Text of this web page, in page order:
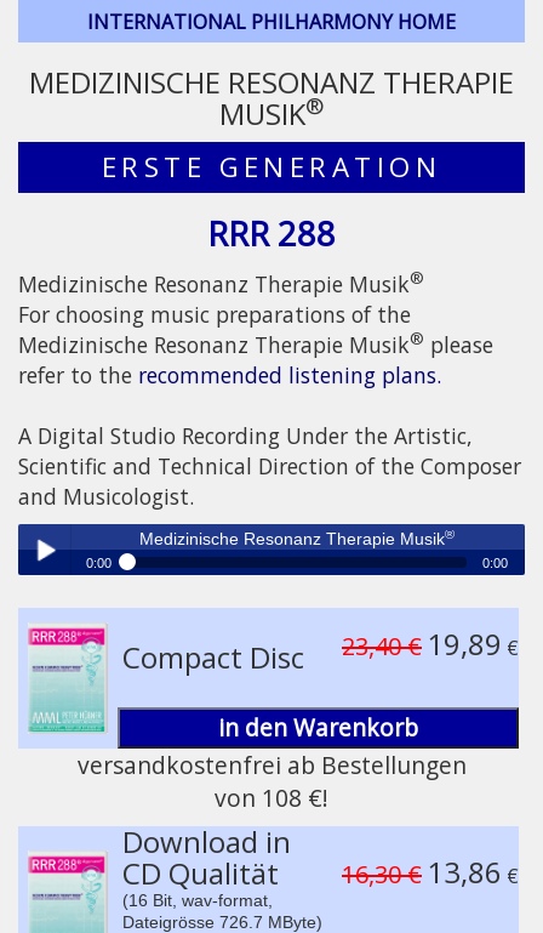
INTERNATIONAL PHILHARMONY HOME
MEDIZINISCHE RESONANZ THERAPIE
MUSIK®
ERSTE GENERATION
RRR 288
Medizinische Resonanz Therapie Musik®
For choosing music preparations of the
Medizinische Resonanz Therapie Musik® please
refer to the recommended listening plans.
A Digital Studio Recording Under the Artistic,
Scientific and Technical Direction of the Composer
and Musicologist.
Play /
Medizinische Resonanz Therapie Musik®
0:00 0:00
Compact Disc 23,40 € 19,89 €
in den Warenkorb
versandkostenfrei ab Bestellungen
von 108 €!
Download in
CD Qualität
(16 Bit, wav-format,
Dateigrösse 726.7 MByte)
16,30 € 13,86 €